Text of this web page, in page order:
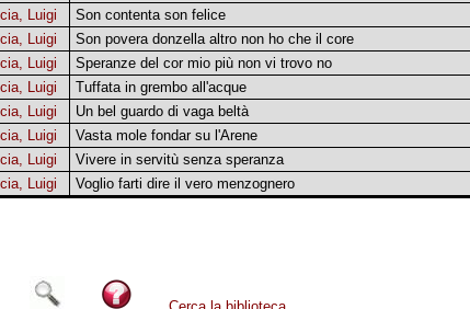
Luigi
Son contenta son felice
Luigi
Son povera donzella altro non ho che il core
Luigi
Speranze del cor mio più non vi trovo no
Luigi
Tuffata in grembo all'acque
Luigi
Un bel guardo di vaga beltà
Luigi
Vasta mole fondar su l'Arene
Luigi
Vivere in servitù senza speranza
Luigi
Voglio farti dire il vero menzognero